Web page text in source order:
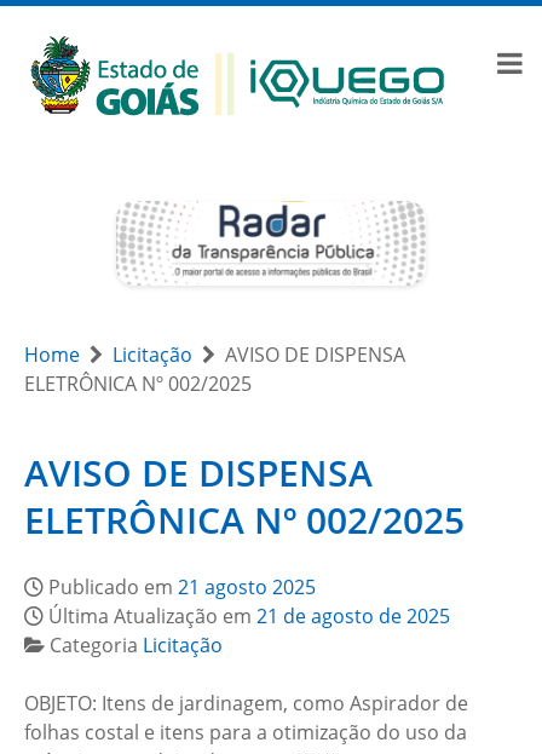
Home Licitação
AVISO DE DISPENSA
ELETRÔNICA Nº 002/2025
AVISO DE DISPENSA
ELETRÔNICA Nº 002/2025
Publicado em 21 agosto 2025
Última Atualização em 21 de agosto de 2025
Categoria Licitação
OBJETO: Itens de jardinagem, como Aspirador de
folhas costal e itens para a otimização do uso da